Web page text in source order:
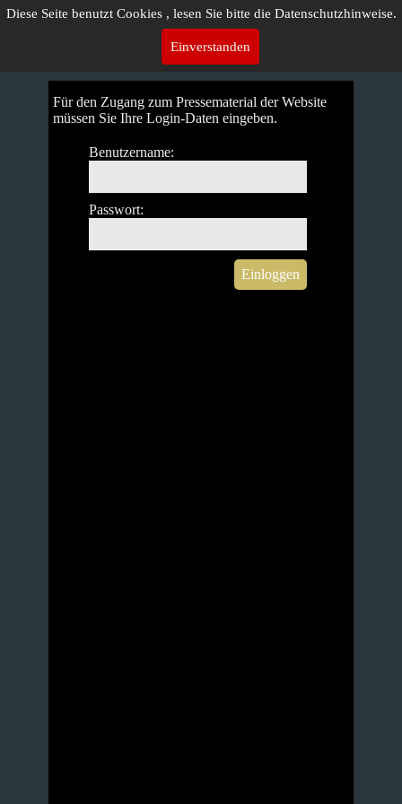
Diese Seite benutzt Cookies , lesen Sie bitte die Datenschutzhinweise.
Einverstanden
Für den Zugang zum Pressematerial der Website
müssen Sie Ihre Login-Daten eingeben.
Benutzername:
Passwort: